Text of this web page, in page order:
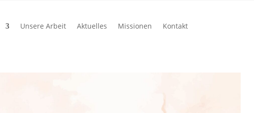
Unsere Arbeit Aktuelles Missionen Kontakt